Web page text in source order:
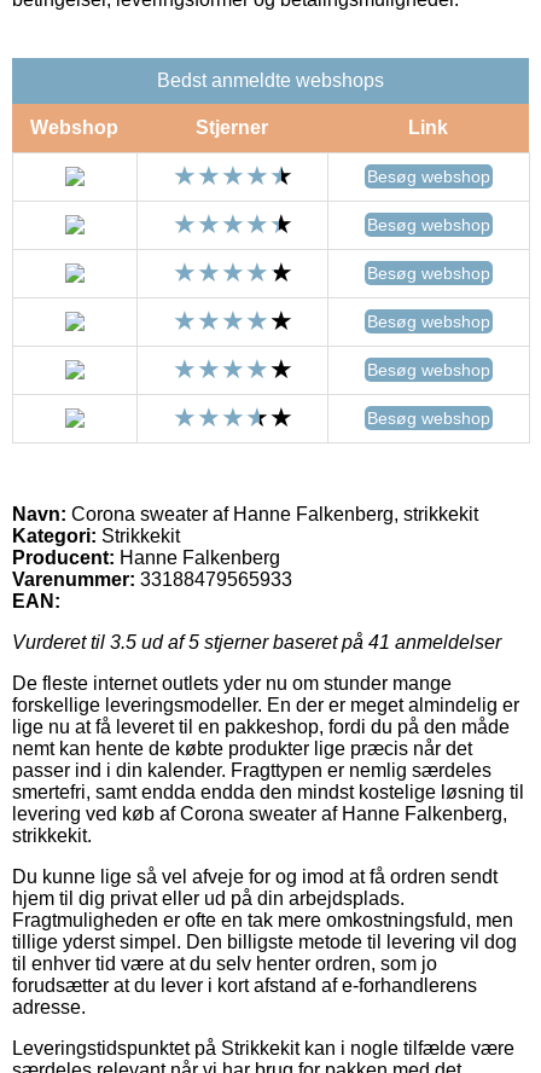
Bedst anmeldte webshops
Webshop Stjerner Link
Besøg webshop
Besøg webshop
Besøg webshop
Besøg webshop
Besøg webshop
Besøg webshop
Navn: Corona sweater af Hanne Falkenberg, strikkekit
Kategori: Strikkekit
Producent: Hanne Falkenberg
Varenummer: 33188479565933
EAN:
Vurderet til 3.5 ud af 5 stjerner baseret på 41 anmeldelser
De fleste internet outlets yder nu om stunder mange
forskellige leveringsmodeller. En der er meget almindelig er
lige nu at få leveret til en pakkeshop, fordi du på den måde
nemt kan hente de købte produkter lige præcis når det
passer ind i din kalender. Fragttypen er nemlig særdeles
smertefri, samt endda endda den mindst kostelige løsning til
levering ved køb af Corona sweater af Hanne Falkenberg,
strikkekit.
Du kunne lige så vel afveje for og imod at få ordren sendt
hjem til dig privat eller ud på din arbejdsplads.
Fragtmuligheden er ofte en tak mere omkostningsfuld, men
tillige yderst simpel. Den billigste metode til levering vil dog
til enhver tid være at du selv henter ordren, som jo
forudsætter at du lever i kort afstand af e-forhandlerens
adresse.
Leveringstidspunktet på Strikkekit kan i nogle tilfælde være